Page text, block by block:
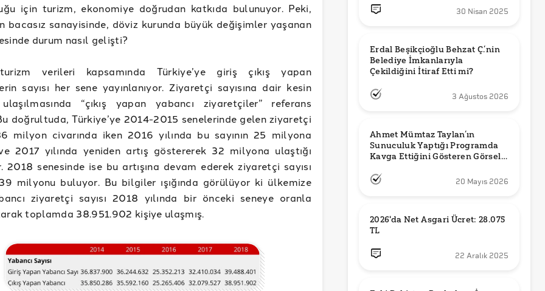
için turizm, ekonomiye doğrudan katkıda bulunuyor. Peki,
bacasız sanayisinde, döviz kurunda büyük değişimler yaşanan
durum nasıl gelişti?
verileri kapsamında Türkiye’ye giriş çıkış yapan
sayısı her sene yayınlanıyor. Ziyaretçi sayısına dair kesin
“çıkış yapan yabancı ziyaretçiler” referans
doğrultuda, Türkiye’ye 2014-2015 senelerinde gelen ziyaretçi
36 milyon civarında iken 2016 yılında bu sayının 25 milyona
2017 yılında yeniden artış göstererek 32 milyona ulaştığı
2018 senesinde ise bu artışına devam ederek ziyaretçi sayısı
milyonu buluyor. Bu bilgiler ışığında görülüyor ki ülkemize
ziyaretçi sayısı 2018 yılında bir önceki seneye oranla
toplamda 38.951.902 kişiye ulaşmış.
30 Nisan 2025
Erdal Beşikçioğlu Behzat Ç.’nin
Belediye İmkanlarıyla
3 Ağustos 2026
Ahmet Mümtaz Taylan’ın
Sunuculuk Yaptığı Programda
Kavga Ettiğini Gösteren Görsel
20 Mayıs 2026
2026'da Net Asgari Ücret: 28.075
TL
22 Aralık 2025